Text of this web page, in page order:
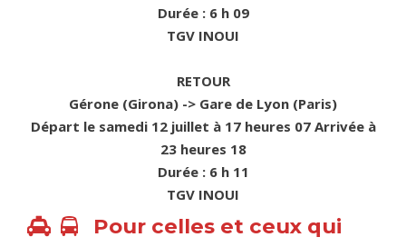
Durée : 6 h 09
TGV INOUI
RETOUR
Gérone (Girona) -> Gare de Lyon (Paris)
Départ le samedi 12 juillet à 17 heures 07 Arrivée à
23 heures 18
Durée : 6 h 11
TGV INOUI
Pour celles et ceux qui